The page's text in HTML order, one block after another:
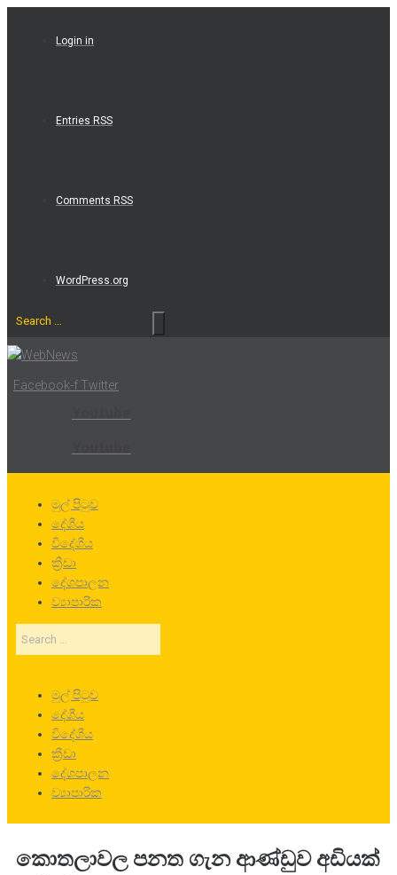
Login in
Entries RSS
Comments RSS
WordPress.org
Search
Facebook-f Twitter
මුල් පිටුව
දේශීය
විදේශීය
ක්‍රීඩා
දේශපාලන
ව්‍යාපාරික
Search
…
මුල් පිටුව
දේශීය
විදේශීය
ක්‍රීඩා
දේශපාලන
ව්‍යාපාරික
කොතලාවල පනත ගැන ආණ්ඩුව අඩියක්